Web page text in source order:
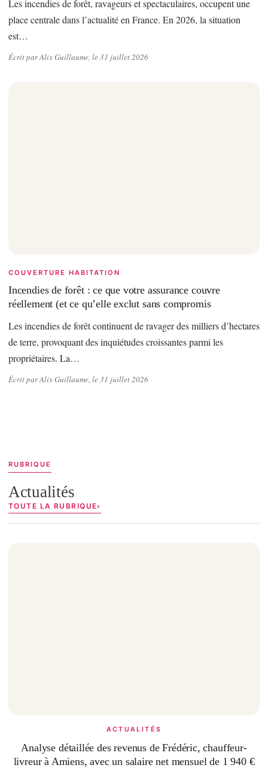
Les incendies de forêt, ravageurs et spectaculaires, occupent une
place centrale dans l’actualité en France. En 2026, la situation
est…
Écrit par Alix Guillaume, le 31 juillet 2026
COUVERTURE HABITATION
Incendies de forêt : ce que votre assurance couvre
réellement (et ce qu’elle exclut sans compromis
Les incendies de forêt continuent de ravager des milliers d’hectares
de terre, provoquant des inquiétudes croissantes parmi les
propriétaires. La…
Écrit par Alix Guillaume, le 31 juillet 2026
RUBRIQUE
Actualités
TOUTE LA RUBRIQUE
ACTUALITÉS
Analyse détaillée des revenus de Frédéric, chauffeur-
livreur à Amiens, avec un salaire net mensuel de 1 940 €